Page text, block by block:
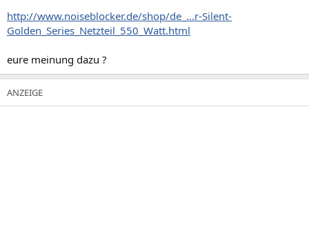
http://www.noiseblocker.de/shop/de_...r-Silent-
Golden_Series_Netzteil_550_Watt.html
eure meinung dazu ?